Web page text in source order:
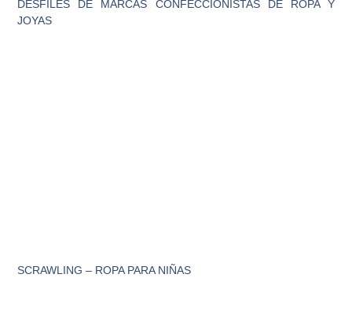
DESFILES DE MARCAS CONFECCIONISTAS DE ROPA Y
JOYAS
SCRAWLING – ROPA PARA NIÑAS